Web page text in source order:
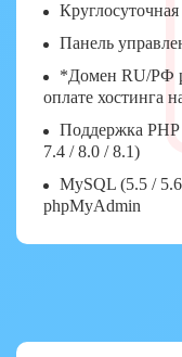
Панель
*Домен RU/РФ
оплате хостинга
Поддержка PHP
7.4 / 8.0 / 8.1)
MySQL (5.5 /
phpMyAdmin